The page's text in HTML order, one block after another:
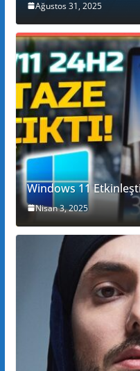
Ağustos 31, 2025
Windows 11
Nisan 3, 2025